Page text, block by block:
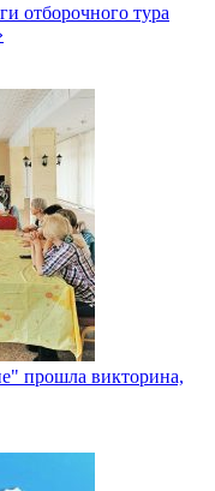
отборочного тура
прошла викторина,